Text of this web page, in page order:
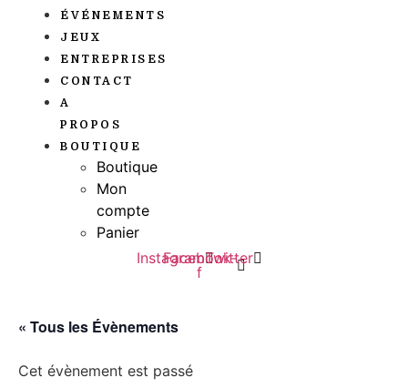
ÉVÉNEMENTS
JEUX
ENTREPRISES
CONTACT
A
PROPOS
BOUTIQUE
Boutique
Mon
compte
Panier
Instagram
Facebook-
f
Twitter
« Tous les Évènements
Cet évènement est passé